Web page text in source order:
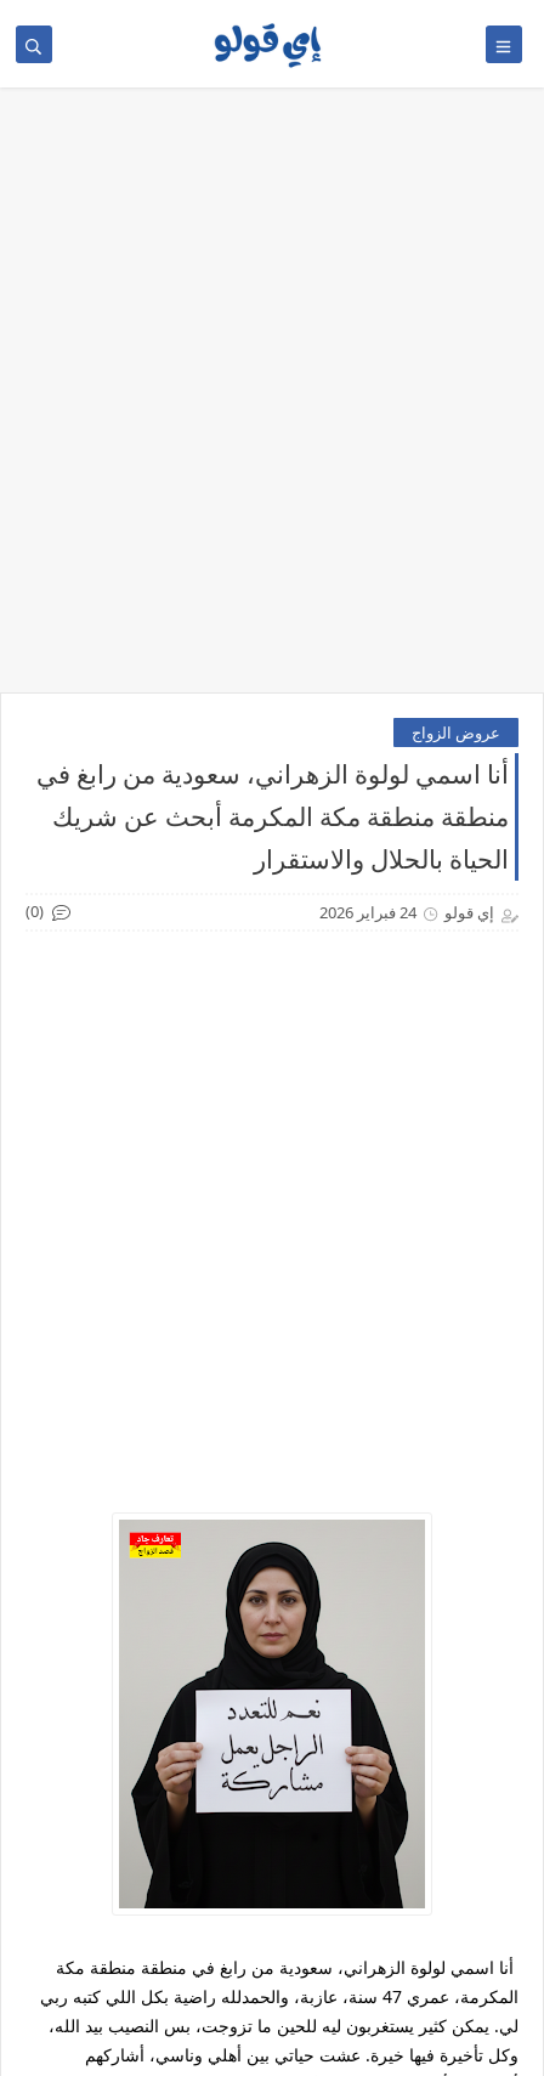
عروض الزواج
أنا اسمي لولوة الزهراني، سعودية من رابغ في
منطقة منطقة مكة المكرمة أبحث عن شريك
الحياة بالحلال والاستقرار
إي قولو 24 فبراير 2026 (0)
أنا اسمي لولوة الزهراني، سعودية من رابغ في منطقة منطقة مكة
المكرمة، عمري 47 سنة، عازبة، والحمدلله راضية بكل اللي كتبه ربي
لي. يمكن كثير يستغربون ليه للحين ما تزوجت، بس النصيب بيد الله،
وكل تأخيرة فيها خيرة. عشت حياتي بين أهلي وناسي، أشاركهم